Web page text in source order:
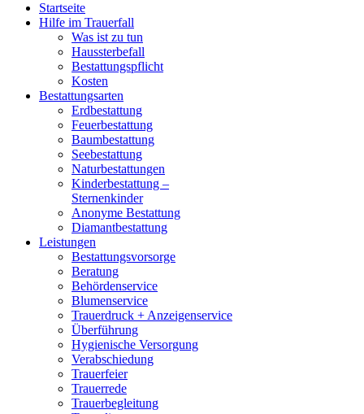
Startseite
Hilfe im Trauerfall
Was ist zu tun
Haussterbefall
Bestattungspflicht
Kosten
Bestattungsarten
Erdbestattung
Feuerbestattung
Baumbestattung
Seebestattung
Naturbestattungen
Kinderbestattung –
Sternenkinder
Anonyme Bestattung
Diamantbestattung
Leistungen
Bestattungsvorsorge
Beratung
Behördenservice
Blumenservice
Trauerdruck + Anzeigenservice
Überführung
Hygienische Versorgung
Verabschiedung
Trauerfeier
Trauerrede
Trauerbegleitung